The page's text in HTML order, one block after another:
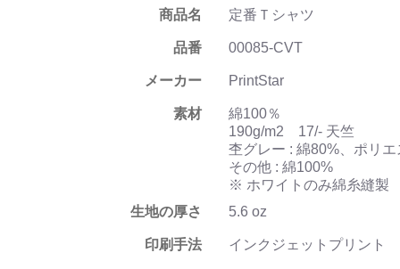
商品名 定番Ｔシャツ
品番 00085-CVT
メーカー PrintStar
素材
綿100％
190g/m2 17/- 天竺
杢グレー : 綿80%、ポリ
その他 : 綿100%
※ ホワイトのみ綿糸縫製
生地の厚さ
5.6 oz
印刷手法 インクジェットプリント